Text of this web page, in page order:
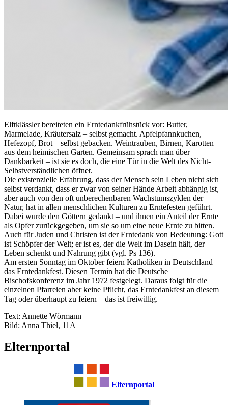
Elftklässler bereiteten ein Erntedankfrühstück vor: Butter,
Marmelade, Kräutersalz – selbst gemacht. Apfelpfannkuchen,
Hefezopf, Brot – selbst gebacken. Weintrauben, Birnen, Karotten
aus dem heimischen Garten. Gemeinsam sprach man über
Dankbarkeit – ist sie es doch, die eine Tür in die Welt des Nicht-
Selbstverständlichen öffnet.
Die existenzielle Erfahrung, dass der Mensch sein Leben nicht sich
selbst verdankt, dass er zwar von seiner Hände Arbeit abhängig ist,
aber auch von den oft unberechenbaren Wachstumszyklen der
Natur, hat in allen menschlichen Kulturen zu Erntefesten geführt.
Dabei wurde den Göttern gedankt – und ihnen ein Anteil der Ernte
als Opfer zurückgegeben, um sie so um eine neue Ernte zu bitten.
Auch für Juden und Christen ist der Erntedank von Bedeutung: Gott
ist Schöpfer der Welt; er ist es, der die Welt im Dasein hält, der
Leben schenkt und Nahrung gibt (vgl. Ps 136).
Am ersten Sonntag im Oktober feiern Katholiken in Deutschland
das Erntedankfest. Diesen Termin hat die Deutsche
Bischofskonferenz im Jahr 1972 festgelegt. Daraus folgt für die
einzelnen Pfarreien aber keine Pflicht, das Erntedankfest an diesem
Tag oder überhaupt zu feiern – das ist freiwillig.
Text: Annette Wörmann
Bild: Anna Thiel, 11A
Elternportal
Elternportal